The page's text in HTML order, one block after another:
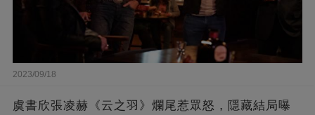
2023/09/18
虞書欣張凌赫《云之羽》爛尾惹眾怒，隱藏結局曝